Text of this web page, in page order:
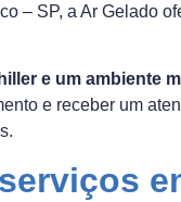
– SP, a Ar Gelado
e um ambiente
e receber um